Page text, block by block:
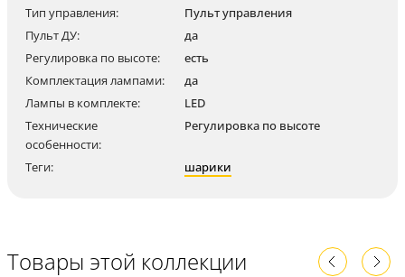
Тип управления:
Пульт управления
Пульт ДУ:
да
Регулировка по высоте:
есть
Комплектация лампами:
да
Лампы в комплекте:
LED
Технические
особенности:
Регулировка по высоте
Теги: шарики
Товары этой коллекции